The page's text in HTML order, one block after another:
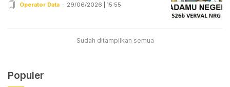
Operator Data 29/06/2026 | 15:55
Sudah ditampilkan semua
Populer